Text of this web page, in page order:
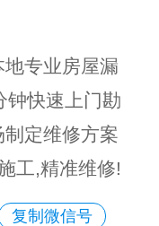
专业房屋漏
钟快速上门勘
定维修方案
工,精准维修!
复制微信号